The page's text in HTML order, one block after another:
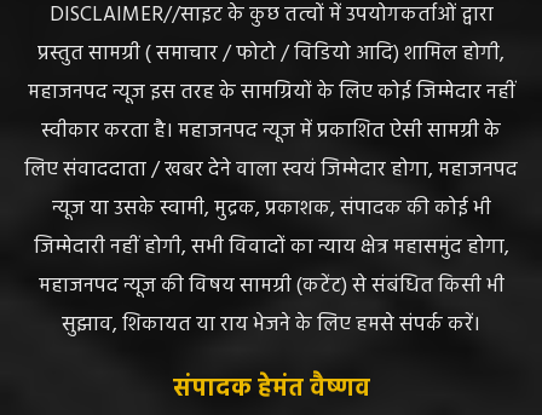
DISCLAIMER//साइट के कुछ तत्वों में उपयोगकर्ताओं द्वारा
प्रस्तुत सामग्री ( समाचार / फोटो / विडियो आदि) शामिल होगी,
महाजनपद न्यूज इस तरह के सामग्रियों के लिए कोई जिम्मेदार नहीं
स्वीकार करता है। महाजनपद न्यूज में प्रकाशित ऐसी सामग्री के
लिए संवाददाता / खबर देने वाला स्वयं जिम्मेदार होगा, महाजनपद
न्यूज या उसके स्वामी, मुद्रक, प्रकाशक, संपादक की कोई भी
जिम्मेदारी नहीं होगी, सभी विवादों का न्याय क्षेत्र महासमुंद होगा,
महाजनपद न्यूज की विषय सामग्री (कटेंट) से संबंधित किसी भी
सुझाव, शिकायत या राय भेजने के लिए हमसे संपर्क करें।
संपादक हेमंत वैष्णव